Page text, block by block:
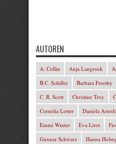
AUTOREN
A. Collin Anja Langrock
B.C. Schiller
Barbara Freethy
C. R. Scott
Christine Troy
Cornelia Lotter
Daniela Arnold
Emmi Winter
Eva Lirot
Gunnar Schwarz
Hanna